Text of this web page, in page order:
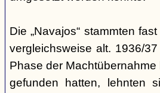
Die „Navajos“ stammten
vergleichsweise alt. 1936/
Phase der
gefunden hatten, lehnten